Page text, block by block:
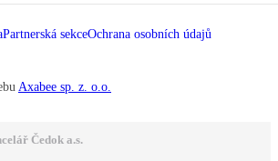
Partnerská sekceOchrana osobních údajů
Axabee sp. z. o.o.
Čedok a.s.